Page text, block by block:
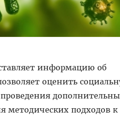
информацию об
оценить
методических подходов к